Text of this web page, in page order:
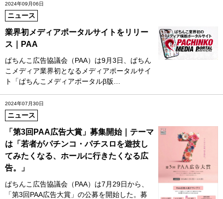
2024年09月06日
ニュース
業界初メディアポータルサイトをリリー
ス｜PAA
ぱちんこ広告協議会（PAA）は9月3日、ぱちん
こメディア業界初となるメディアポータルサイ
ト「ぱちんこメディアポータルβ版…
2024年07月30日
ニュース
「第3回PAA広告大賞」募集開始｜テーマ
は「若者がパチンコ・パチスロを遊技し
てみたくなる、ホールに行きたくなる広
告。」
ぱちんこ広告協議会（PAA）は7月29日から、
「第3回PAA広告大賞」の公募を開始した。募